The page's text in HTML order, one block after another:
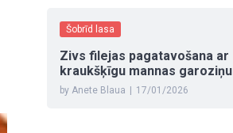
Šobrīd lasa
Zivs filejas pagatavošana ar
kraukšķīgu mannas garoziņu
by Anete Blaua 17/01/2026